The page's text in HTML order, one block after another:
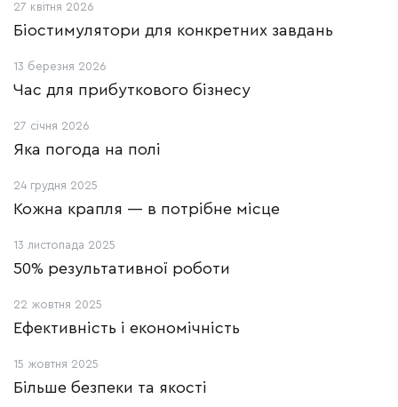
27 квітня 2026
Біостимулятори для конкретних завдань
13 березня 2026
Час для прибуткового бізнесу
27 січня 2026
Яка погода на полі
24 грудня 2025
Кожна крапля — в потрібне місце
13 листопада 2025
50% результативної роботи
22 жовтня 2025
Ефективність і економічність
15 жовтня 2025
Більше безпеки та якості